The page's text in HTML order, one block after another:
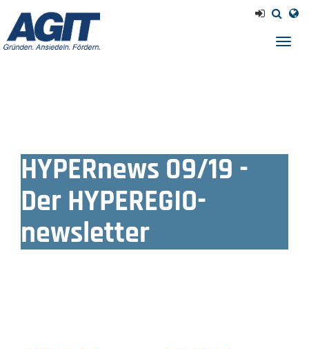
HYPERnews 09/19 -
Der HYPEREGIO-
newsletter